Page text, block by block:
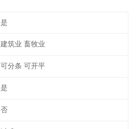
是
建筑业 畜牧业
可分条 可开平
是
否